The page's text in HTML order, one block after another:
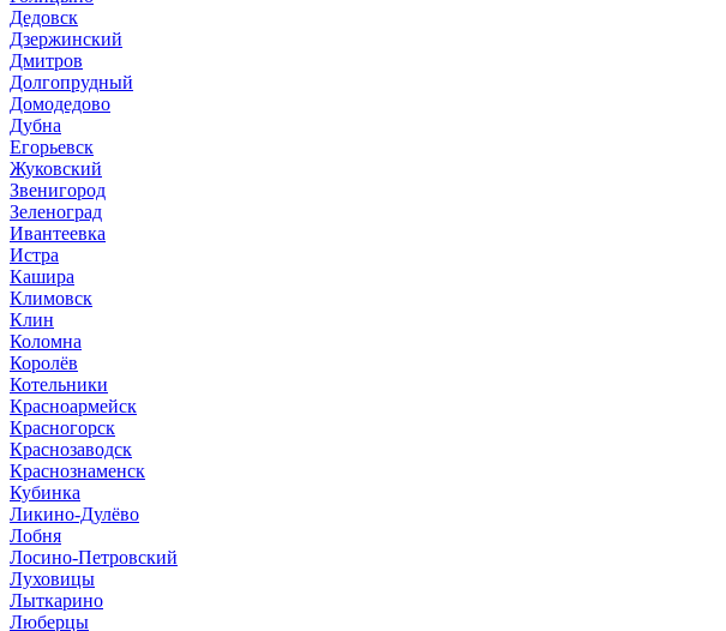
Дедовск
Дзержинский
Дмитров
Долгопрудный
Домодедово
Дубна
Егорьевск
Жуковский
Звенигород
Зеленоград
Ивантеевка
Истра
Кашира
Климовск
Клин
Коломна
Королёв
Котельники
Красноармейск
Красногорск
Краснозаводск
Краснознаменск
Кубинка
Ликино-Дулёво
Лобня
Лосино-Петровский
Луховицы
Лыткарино
Люберцы